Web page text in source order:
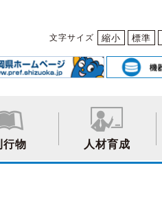
文字サイズ 縮小 標準
行物 人材育成